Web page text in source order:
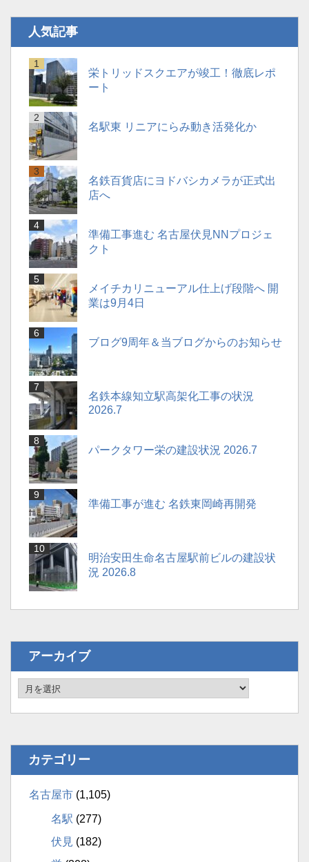
人気記事
栄トリッドスクエアが竣工！徹底レポ
ート
名駅東 リニアにらみ動き活発化か
名鉄百貨店にヨドバシカメラが正式出
店へ
準備工事進む 名古屋伏見NNプロジェ
クト
メイチカリニューアル仕上げ段階へ 開
業は9月4日
ブログ9周年＆当ブログからのお知らせ
名鉄本線知立駅高架化工事の状況
2026.7
パークタワー栄の建設状況 2026.7
準備工事が進む 名鉄東岡崎再開発
明治安田生命名古屋駅前ビルの建設状
況 2026.8
アーカイブ
カテゴリー
名古屋市 (1,105)
名駅 (277)
伏見 (182)